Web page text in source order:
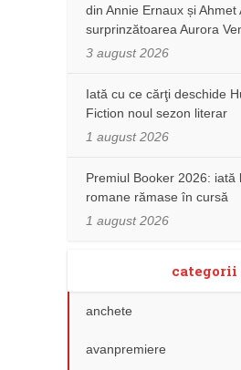
din Annie Ernaux și Ahmet
surprinzătoarea Aurora
3 august 2026
Iată cu ce cărţi deschide
Fiction noul sezon literar
1 august 2026
Premiul Booker 2026: iată
romane rămase în cursă
1 august 2026
categorii
anchete
avanpremiere